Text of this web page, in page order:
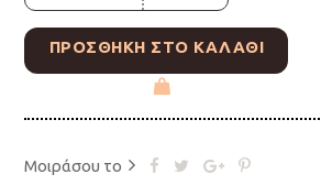
ΠΡΟΣΘΉΚΗ ΣΤΟ ΚΑΛΆΘΙ
Μοιράσου το